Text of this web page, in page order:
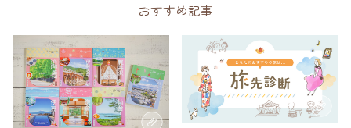
おすすめ記事